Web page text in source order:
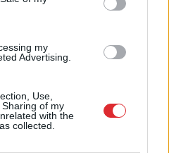
my
Advertising.
Use,
of my
with the
collected.
iespējas
Menopauze un sirds